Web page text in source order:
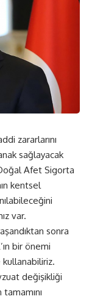
zararlarını
sağlayacak
Afet Sigorta
kentsel
var.
sonra
bir önemi
değişikliği